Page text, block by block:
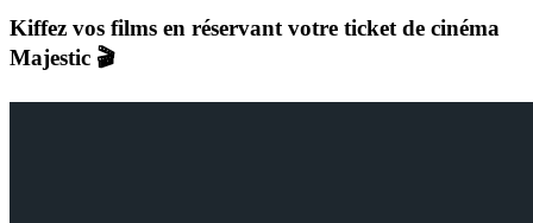
Kiffez vos films en réservant votre ticket de cinéma
Majestic 🎬